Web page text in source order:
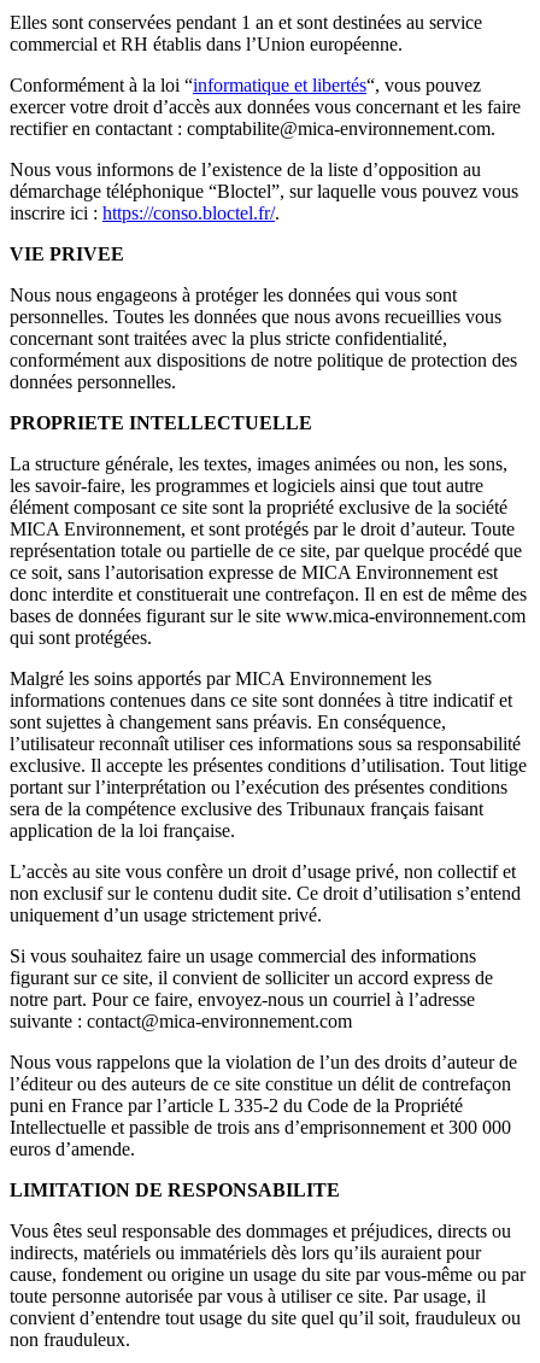
Elles sont conservées pendant 1 an et sont destinées au service
commercial et RH établis dans l’Union européenne.
Conformément à la loi “informatique et libertés“, vous pouvez
exercer votre droit d’accès aux données vous concernant et les faire
rectifier en contactant : comptabilite@mica-environnement.com.
Nous vous informons de l’existence de la liste d’opposition au
démarchage téléphonique “Bloctel”, sur laquelle vous pouvez vous
inscrire ici : https://conso.bloctel.fr/.
VIE PRIVEE
Nous nous engageons à protéger les données qui vous sont
personnelles. Toutes les données que nous avons recueillies vous
concernant sont traitées avec la plus stricte confidentialité,
conformément aux dispositions de notre politique de protection des
données personnelles.
PROPRIETE INTELLECTUELLE
La structure générale, les textes, images animées ou non, les sons,
les savoir-faire, les programmes et logiciels ainsi que tout autre
élément composant ce site sont la propriété exclusive de la société
MICA Environnement, et sont protégés par le droit d’auteur. Toute
représentation totale ou partielle de ce site, par quelque procédé que
ce soit, sans l’autorisation expresse de MICA Environnement est
donc interdite et constituerait une contrefaçon. Il en est de même des
bases de données figurant sur le site www.mica-environnement.com
qui sont protégées.
Malgré les soins apportés par MICA Environnement les
informations contenues dans ce site sont données à titre indicatif et
sont sujettes à changement sans préavis. En conséquence,
l’utilisateur reconnaît utiliser ces informations sous sa responsabilité
exclusive. Il accepte les présentes conditions d’utilisation. Tout litige
portant sur l’interprétation ou l’exécution des présentes conditions
sera de la compétence exclusive des Tribunaux français faisant
application de la loi française.
L’accès au site vous confère un droit d’usage privé, non collectif et
non exclusif sur le contenu dudit site. Ce droit d’utilisation s’entend
uniquement d’un usage strictement privé.
Si vous souhaitez faire un usage commercial des informations
figurant sur ce site, il convient de solliciter un accord express de
notre part. Pour ce faire, envoyez-nous un courriel à l’adresse
suivante : contact@mica-environnement.com
Nous vous rappelons que la violation de l’un des droits d’auteur de
l’éditeur ou des auteurs de ce site constitue un délit de contrefaçon
puni en France par l’article L 335-2 du Code de la Propriété
Intellectuelle et passible de trois ans d’emprisonnement et 300 000
euros d’amende.
LIMITATION DE RESPONSABILITE
Vous êtes seul responsable des dommages et préjudices, directs ou
indirects, matériels ou immatériels dès lors qu’ils auraient pour
cause, fondement ou origine un usage du site par vous-même ou par
toute personne autorisée par vous à utiliser ce site. Par usage, il
convient d’entendre tout usage du site quel qu’il soit, frauduleux ou
non frauduleux.